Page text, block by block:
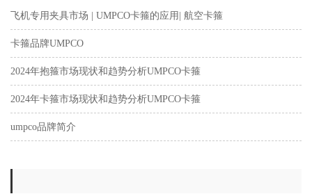
飞机专用夹具市场 | UMPCO卡箍的应用| 航空卡箍
卡箍品牌UMPCO
2024年抱箍市场现状和趋势分析UMPCO卡箍
2024年卡箍市场现状和趋势分析UMPCO卡箍
umpco品牌简介